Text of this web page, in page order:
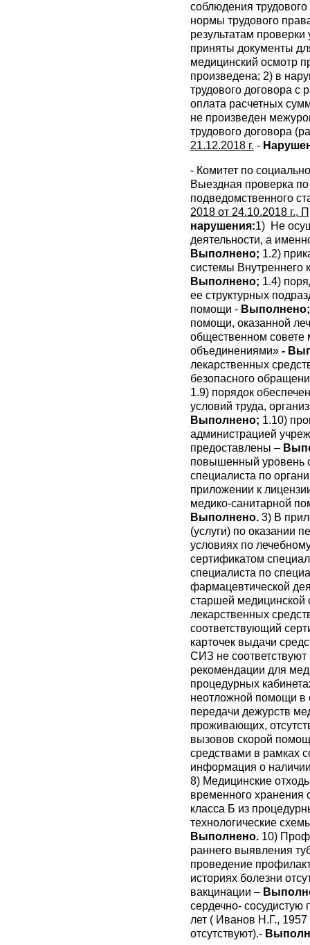
соблюдения
нормы трудового
результатам
приняты документы
медицинский осмотр
произведена; 2) в
трудового договора с
оплата расчетных
не произведен
трудового договора
21.12.2018 г. -
- Комитет по
Выездная проверка по
подведомственного
2018 от 24.10.2018 г.,
нарушения:1) Не
деятельности, а
Выполнено; 1.2)
системы Внутреннего
Выполнено; 1.4)
ее структурных
помощи -
помощи, оказанной
общественном совете
объединениями» -
лекарственных
безопасного
1.9) порядок
условий труда,
Выполнено; 1.10)
администрацией
предоставлены –
повышенный уровень
специалиста по
приложении к
медико-санитарной
Выполнено. 3) В
(услуги) по оказании
условиях по
сертификатом
специалиста по
фармацевтической
старшей медицинской
лекарственных
соответствующий
карточек выдачи
СИЗ не
рекомендации для
процедурных
неотложной помощи в
передачи дежурств
проживающих,
вызовов скорой
средствами в рамках
информация о
8) Медицинские
временного хранения
класса Б из
технологические
Выполнено. 10)
раннего выявления
проведение
историях болезни
вакцинации –
сердечно- сосудистую
лет ( Иванов Н.Г.,
отсутствуют).-